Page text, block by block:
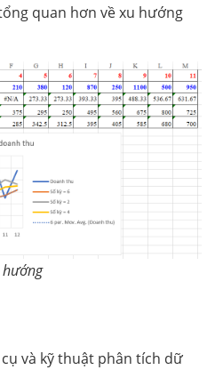
quan hơn về xu hướng
và kỹ thuật phân tích dữ